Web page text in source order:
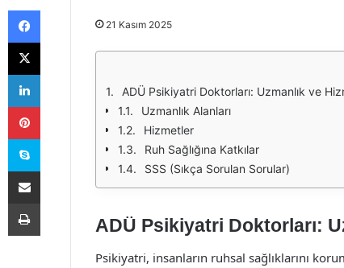
21 Kasım 2025
ADÜ Psikiyatri Doktorları: Uzmanlık ve
Uzmanlık Alanları
Hizmetler
Ruh Sağlığına Katkılar
SSS (Sıkça Sorulan Sorular)
ADÜ Psikiyatri Doktorları:
Psikiyatri, insanların ruhsal sağlıklarını
Facebook
X
LinkedIn
Pinterest
Skype
E-Posta ile paylaş